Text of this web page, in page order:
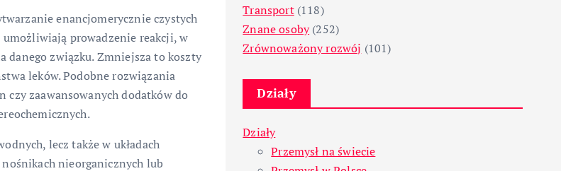
enancjomerycznie czystych
prowadzenie reakcji, w
danego związku. Zmniejsza to koszty
leków. Podobne rozwiązania
czy zaawansowanych dodatków do
lecz także w układach
nieorganicznych lub
Transport(118)
Znane osoby(252)
Zrównoważony rozwój (101)
Działy
Działy
Przemysł na świecie